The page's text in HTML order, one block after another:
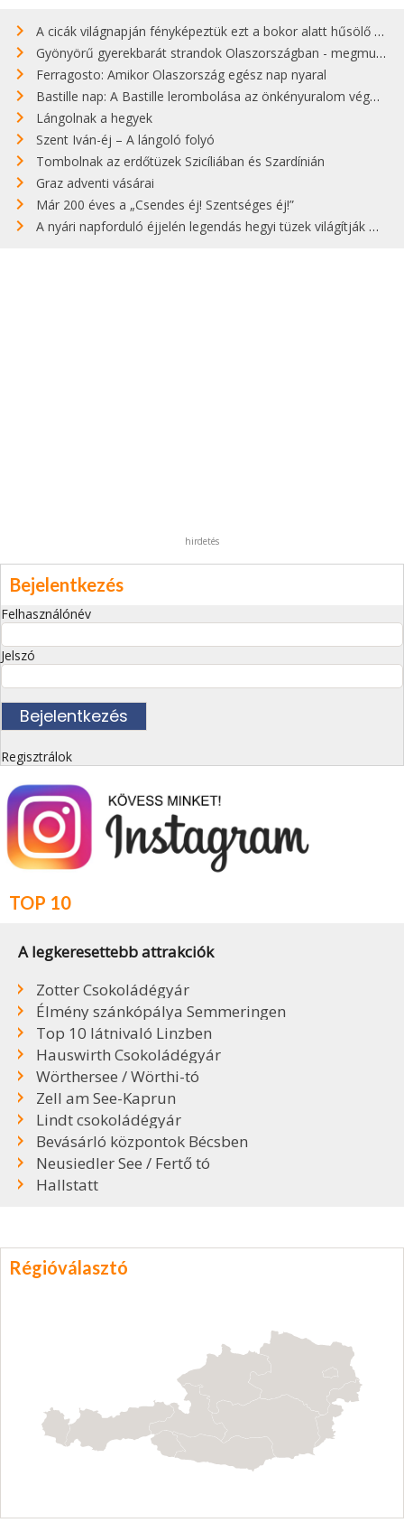
A cicák világnapján fényképeztük ezt a bokor alatt hűsölő cicát Kisorosziban
Gyönyörű gyerekbarát strandok Olaszországban - megmutatjuk a 15 legjobbat
Ferragosto: Amikor Olaszország egész nap nyaral
Bastille nap: A Bastille lerombolása az önkényuralom végét jelentette
Lángolnak a hegyek
Szent Iván-éj – A lángoló folyó
Tombolnak az erdőtüzek Szicíliában és Szardínián
Graz adventi vásárai
Már 200 éves a „Csendes éj! Szentséges éj!”
A nyári napforduló éjjelén legendás hegyi tüzek világítják meg Zugspitzét
hirdetés
Bejelentkezés
Felhasználónév
Jelszó
Regisztrálok
TOP 10
A legkeresettebb attrakciók
Zotter Csokoládégyár
Élmény szánkópálya Semmeringen
Top 10 látnivaló Linzben
Hauswirth Csokoládégyár
Wörthersee / Wörthi-tó
Zell am See-Kaprun
Lindt csokoládégyár
Bevásárló központok Bécsben
Neusiedler See / Fertő tó
Hallstatt
Régióválasztó